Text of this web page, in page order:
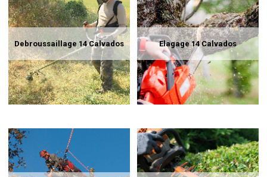
Debroussaillage 14 Calvados Elagage 14 Calvados